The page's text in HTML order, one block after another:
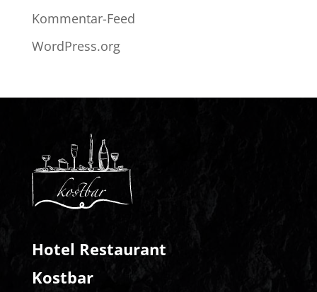
Kommentar-Feed
WordPress.org
Hotel Restaurant
Kostbar